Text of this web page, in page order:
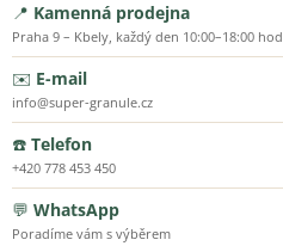
📍 Kamenná prodejna
Praha 9 – Kbely, každý den 10:00–18:00 hod
✉️ E-mail
info@super-granule.cz
☎️ Telefon
+420 778 453 450
💬 WhatsApp
Poradíme vám s výběrem